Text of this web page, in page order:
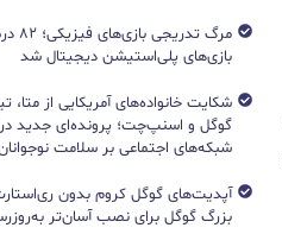
مرگ
بازی‌های پلی‌استیشن دیجیتال شد
شکایت خانواده‌های آمریکایی از متا،
گوگل و اسنپ‌چت؛ پرونده‌ای جدید
شبکه‌های اجتماعی بر سلامت
آپدیت‌های گوگل کروم بدون
بزرگ گوگل برای نصب آسان‌تر